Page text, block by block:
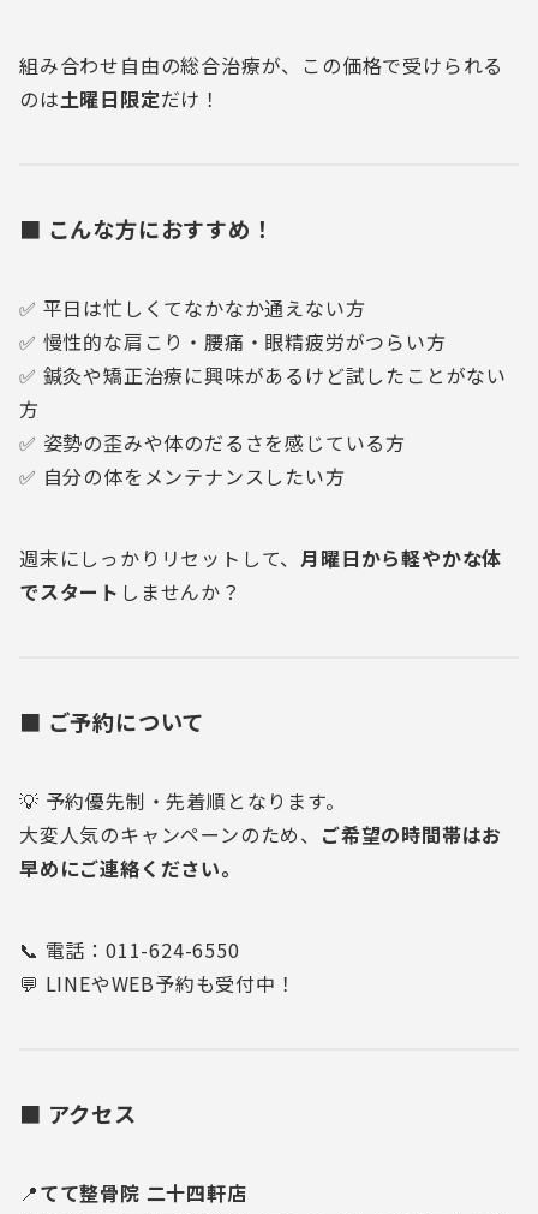
組み合わせ自由の総合治療が、この価格で受けられる
のは土曜日限定だけ！
■ こんな方におすすめ！
✅ 平日は忙しくてなかなか通えない方
✅ 慢性的な肩こり・腰痛・眼精疲労がつらい方
✅ 鍼灸や矯正治療に興味があるけど試したことがない
方
✅ 姿勢の歪みや体のだるさを感じている方
✅ 自分の体をメンテナンスしたい方
週末にしっかりリセットして、月曜日から軽やかな体
でスタート しませんか？
■ ご予約について
💡 予約優先制・先着順となります。
大変人気のキャンペーンのため、 ご希望の時間帯はお
早めにご連絡ください。
📞 電話：011-624-6550
💬 LINEやWEB予約も受付中！
■ アクセス
📍てて整骨院 二十四軒店